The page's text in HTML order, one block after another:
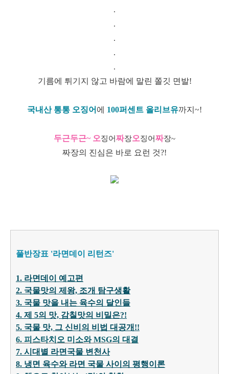
.
.
.
.
.
기름에 튀기지 않고 바람에 말린 쫄깃 면발!
국내산 통통 오징어 에 100퍼센트 올리브유까지~!
두근두근~ 오징어짜장오징어짜장~
짜장의 진심은 바로 요런 것?!
풀반장표 '라면데이 리턴즈'
1. 라면데이 예고편
2. 국물맛의 제왕, 조개 탐구생활
3. 국물 맛을 내는 육수의 달인들
4. 제 5의 맛, 감칠맛의 비밀은?!
5. 국물 맛, 그 신비의 비법 대 공개!!
6. 피스타치오 미소와 MSG의 대결
7. 시대별 라면국물 변천사
8. 냉면 육수와 라면 국물 사이의 평행이론